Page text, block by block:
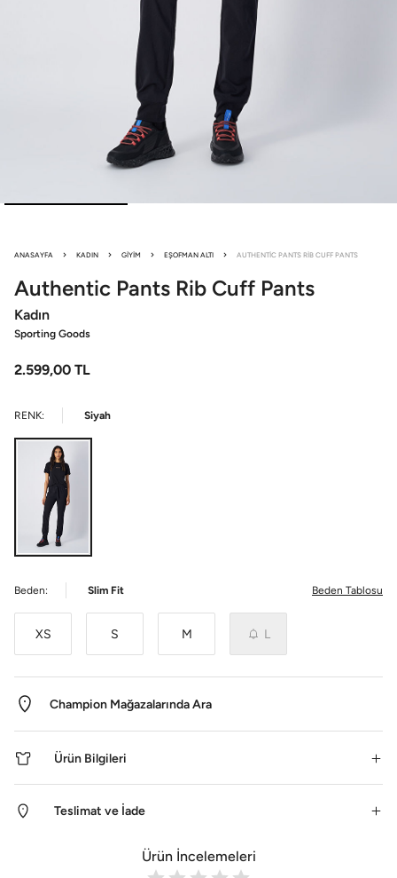
ANASAYFA KADIN GIYIM EŞOFMAN ALTI AUTHENTIC PANTS RIB CUFF PANTS
Authentic Pants Rib Cuff Pants
Kadın
Sporting Goods
2.599,00 TL
RENK: Siyah
Beden: Slim Fit Beden Tablosu
XS S M L
Champion Mağazalarında Ara
Ürün Bilgileri
Teslimat ve İade
Ürün İncelemeleri